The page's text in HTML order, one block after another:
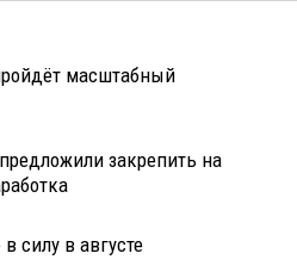
масштабный
закрепить на
силу в августе